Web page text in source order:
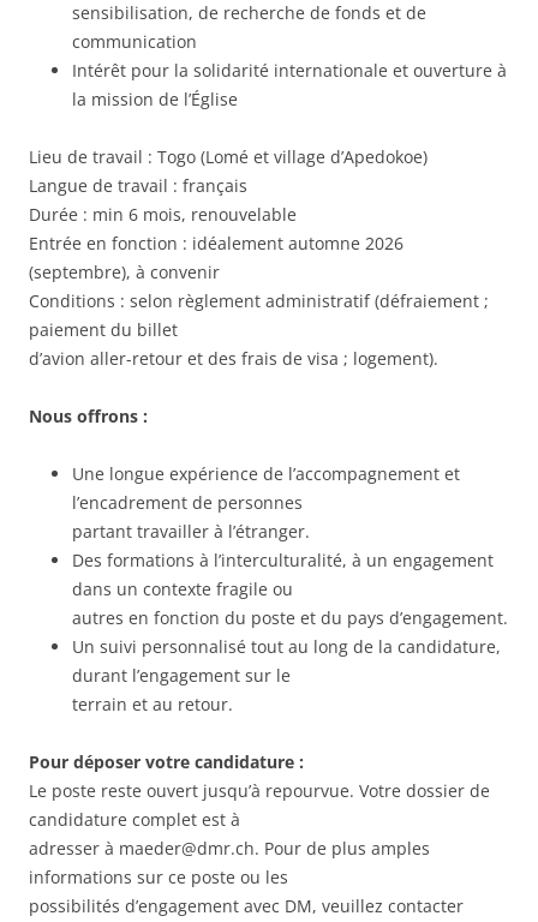
sensibilisation, de recherche de fonds et de
communication
Intérêt pour la solidarité internationale et ouverture à
la mission de l’Église
Lieu de travail : Togo (Lomé et village d’Apedokoe)
Langue de travail : français
Durée : min 6 mois, renouvelable
Entrée en fonction : idéalement automne 2026
(septembre), à convenir
Conditions : selon règlement administratif (défraiement ;
paiement du billet
d’avion aller-retour et des frais de visa ; logement).
Nous offrons :
Une longue expérience de l’accompagnement et
l’encadrement de personnes
partant travailler à l’étranger.
Des formations à l’interculturalité, à un engagement
dans un contexte fragile ou
autres en fonction du poste et du pays d’engagement.
Un suivi personnalisé tout au long de la candidature,
durant l’engagement sur le
terrain et au retour.
Pour déposer votre candidature :
Le poste reste ouvert jusqu’à repourvue. Votre dossier de
candidature complet est à
adresser à maeder@dmr.ch. Pour de plus amples
informations sur ce poste ou les
possibilités d’engagement avec DM, veuillez contacter